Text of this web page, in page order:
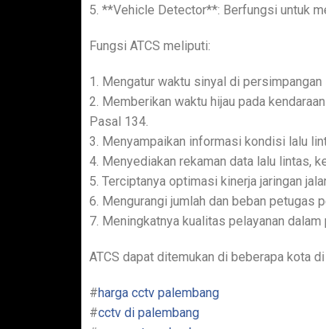
5. **Vehicle Detector**: Berfungsi untuk
Fungsi ATCS meliputi:
1. Mengatur waktu sinyal di
2. Memberikan waktu hijau pada
Pasal 134.
3. Menyampaikan informasi kondisi lalu
4. Menyediakan rekaman data lalu lintas,
5. Terciptanya optimasi kinerja jaringan
6. Mengurangi jumlah dan beban petugas
7. Meningkatnya kualitas pelayanan
ATCS dapat ditemukan di beberapa kota
#harga cctv palembang
#cctv di palembang